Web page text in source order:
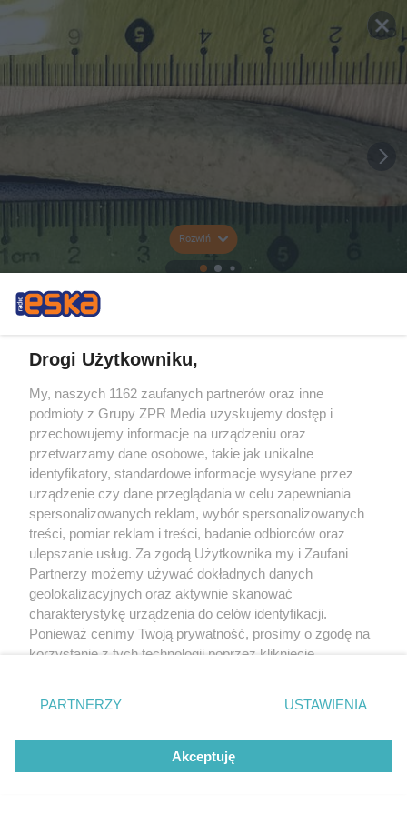
Rozwiń
Drogi Użytkowniku,
My, naszych 1162 zaufanych partnerów oraz inne
podmioty z Grupy ZPR Media uzyskujemy dostęp i
przechowujemy informacje na urządzeniu oraz
przetwarzamy dane osobowe, takie jak unikalne
identyfikatory, standardowe informacje wysyłane przez
urządzenie czy dane przeglądania w celu zapewniania
spersonalizowanych reklam, wybór spersonalizowanych
treści, pomiar reklam i treści, badanie odbiorców oraz
ulepszanie usług. Za zgodą Użytkownika my i Zaufani
Partnerzy możemy używać dokładnych danych
geolokalizacyjnych oraz aktywnie skanować
charakterystykę urządzenia do celów identyfikacji.
Ponieważ cenimy Twoją prywatność, prosimy o zgodę na
korzystanie z tych technologii poprzez kliknięcie
zmienić/wycofać klikając przycisk ustawień prywatności
znajdujący się w lewym dolnym rogu strony
rodzaje przetwarzania danych nie wymagają zgody
użytkownika, ale masz prawo sprzeciwić się takiemu
przetwarzaniu. Preferencje będą miały zastosowanie tylko
PARTNERZY USTAWIENIA
Akceptuję